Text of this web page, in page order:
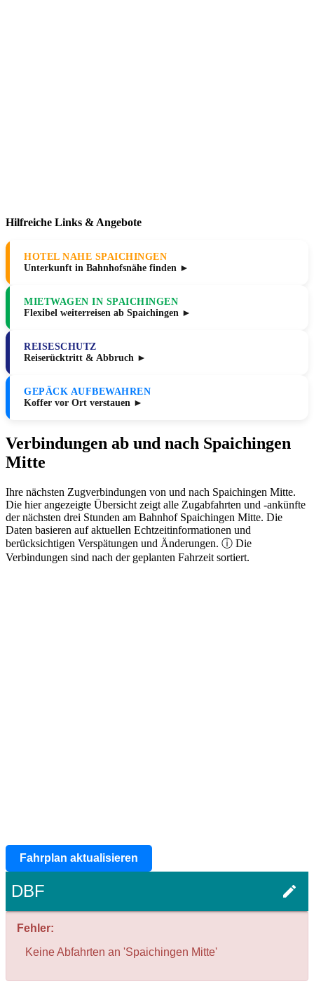
Hilfreiche Links & Angebote
HOTEL NAHE SPAICHINGEN
Unterkunft in Bahnhofsnähe finden ►
MIETWAGEN IN SPAICHINGEN
Flexibel weiterreisen ab Spaichingen ►
REISESCHUTZ
Reiserücktritt & Abbruch ►
GEPÄCK AUFBEWAHREN
Koffer vor Ort verstauen ►
Verbindungen ab und nach Spaichingen
Mitte
Ihre nächsten Zugverbindungen von und nach Spaichingen Mitte.
Die hier angezeigte Übersicht zeigt alle Zugabfahrten und -ankünfte
der nächsten drei Stunden am Bahnhof Spaichingen Mitte. Die
Daten basieren auf aktuellen Echtzeitinformationen und
berücksichtigen Verspätungen und Änderungen. ⓘ Die
Verbindungen sind nach der geplanten Fahrzeit sortiert.
Fahrplan aktualisieren